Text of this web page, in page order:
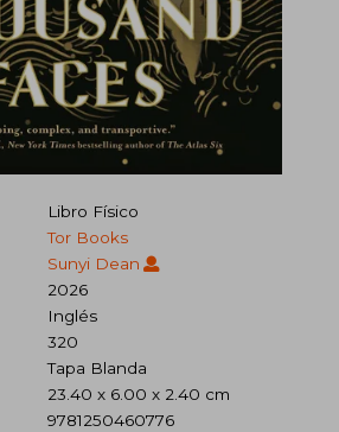
Libro Físico
Tor Books
Sunyi Dean
2026
Inglés
320
Tapa Blanda
23.40 x 6.00 x 2.40 cm
9781250460776